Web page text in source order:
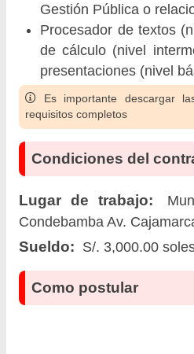
Gestión Pública o
Procesador de textos
de cálculo (nivel
presentaciones (nivel
Es importante descargar
requisitos completos
Condiciones del
Lugar de trabajo:
Condebamba Av.
Sueldo: S/. 3,000.00
Como postular